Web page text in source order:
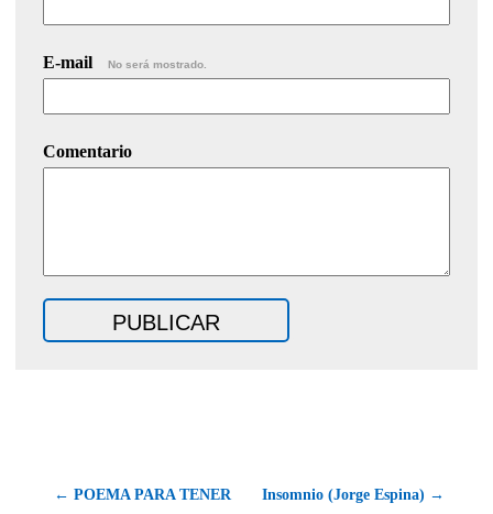
E-mail No será mostrado.
Comentario
← POEMA PARA TENER Insomnio (Jorge Espina) →